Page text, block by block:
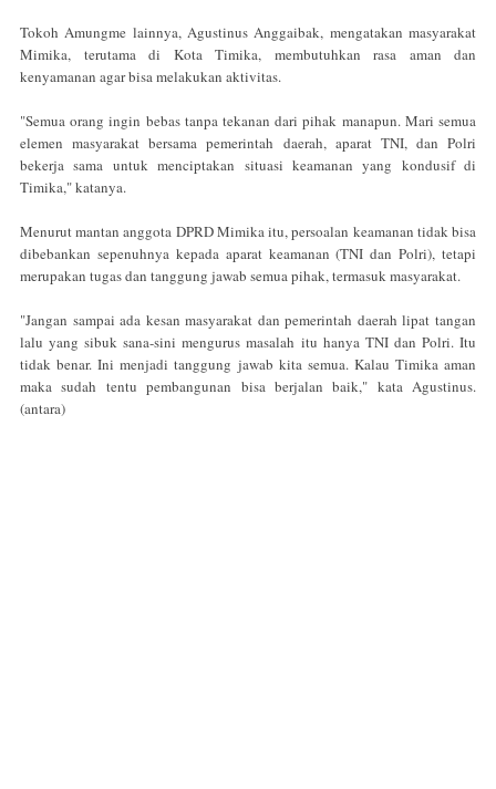
Tokoh Amungme lainnya, Agustinus Anggaibak, mengatakan masyarakat
Mimika, terutama di Kota Timika, membutuhkan rasa aman dan
kenyamanan agar bisa melakukan aktivitas.
"Semua orang ingin bebas tanpa tekanan dari pihak manapun. Mari semua
elemen masyarakat bersama pemerintah daerah, aparat TNI, dan Polri
bekerja sama untuk menciptakan situasi keamanan yang kondusif di
Timika," katanya.
Menurut mantan anggota DPRD Mimika itu, persoalan keamanan tidak bisa
dibebankan sepenuhnya kepada aparat keamanan (TNI dan Polri), tetapi
merupakan tugas dan tanggung jawab semua pihak, termasuk masyarakat.
"Jangan sampai ada kesan masyarakat dan pemerintah daerah lipat tangan
lalu yang sibuk sana-sini mengurus masalah itu hanya TNI dan Polri. Itu
tidak benar. Ini menjadi tanggung jawab kita semua. Kalau Timika aman
maka sudah tentu pembangunan bisa berjalan baik," kata Agustinus.
(antara)